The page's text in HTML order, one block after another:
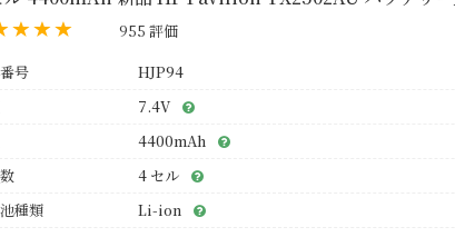
955 評価
号
HJP94
7.4V
4400mAh
4 セル
種類
Li-ion